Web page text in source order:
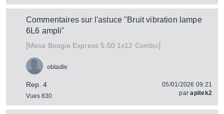
Commentaires sur l'astuce "Bruit vibration lampe
6L6 ampli"
[Mesa Boogie Express 5:50 1x12 Combo]
Rep. 4
Vues 830
obladie
05/01/2026 09:21
parapitek2